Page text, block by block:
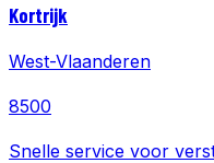
Kortrijk
West-Vlaanderen
8500
Snelle service voor